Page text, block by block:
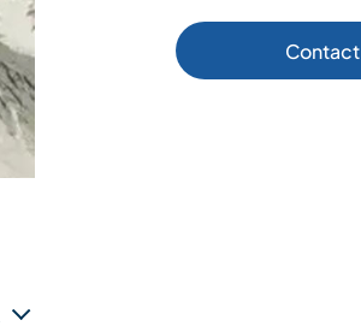
Contact